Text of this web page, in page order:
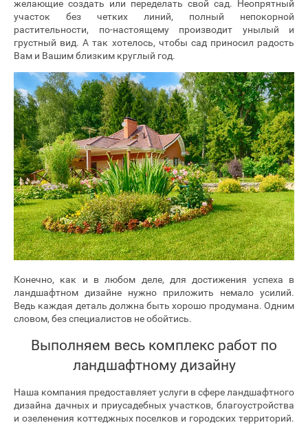
желающие создать или переделать свой сад. Неопрятный
участок без четких линий, полный непокорной
растительности, по-настоящему производит унылый и
грустный вид. А так хотелось, чтобы сад приносил радость
Вам и Вашим близким круглый год.
Конечно, как и в любом деле, для достижения успеха в
ландшафтном дизайне нужно приложить немало усилий.
Ведь каждая деталь должна быть хорошо продумана. Одним
словом, без специалистов не обойтись.
Выполняем весь комплекс работ по
ландшафтному дизайну
Наша компания предоставляет услуги в сфере ландшафтного
дизайна дачных и приусадебных участков, благоустройства
и озеленения коттеджных поселков и городских территорий.